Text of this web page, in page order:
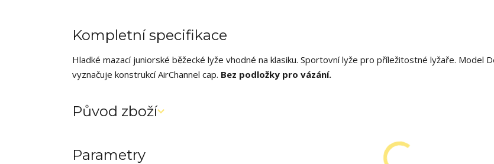
Kompletní specifikace
Hladké mazací juniorské běžecké lyže vhodné na klasiku. Sportovní lyže pro příležitostné lyžaře. Model
vyznačuje konstrukcí AirChannel cap. Bez podložky pro vázání.
Původ zboží
Parametry